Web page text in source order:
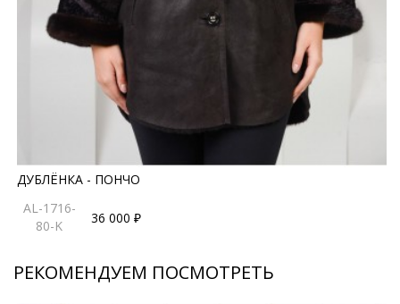
ДУБЛЁНКА - ПОНЧО
AL-1716-
80-K
36 000 ₽
РЕКОМЕНДУЕМ ПОСМОТРЕТЬ